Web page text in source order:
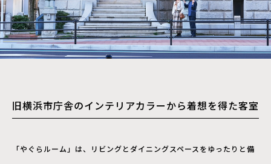
旧横浜市庁舎のインテリアカラーから着想を得た客室
「やぐらルーム」は、リビングとダイニングスペースをゆったりと備